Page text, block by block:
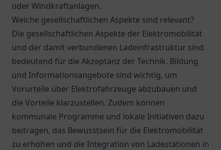
oder Windkraftanlagen.
Welche gesellschaftlichen Aspekte sind relevant?
Die gesellschaftlichen Aspekte der Elektromobilität
und der damit verbundenen Ladeinfrastruktur sind
bedeutend für die Akzeptanz der Technik. Bildung
und Informationsangebote sind wichtig, um
Vorurteile über Elektrofahrzeuge abzubauen und
die Vorteile klarzustellen. Zudem können
kommunale Programme und lokale Initiativen dazu
beitragen, das Bewusstsein für die Elektromobilität
zu erhöhen und die Integration von Ladestationen in